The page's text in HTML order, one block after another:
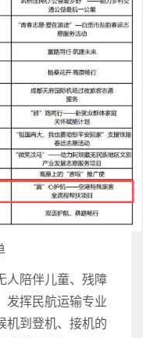
人陪伴儿童、残障
发挥民航运输专业
机到登机、接机的